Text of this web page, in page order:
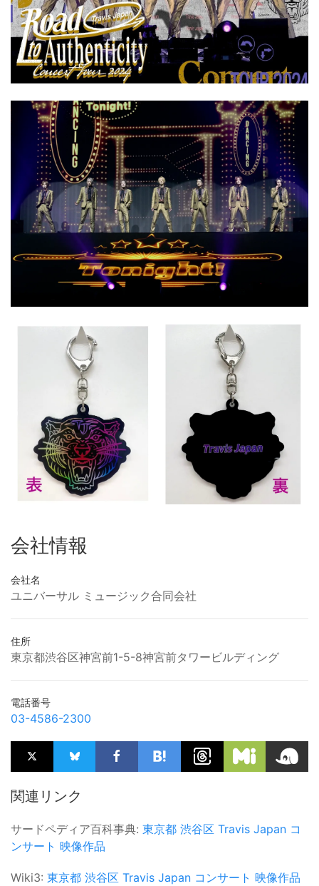
会社情報
会社名
ユニバーサル ミュージック合同会社
住所
東京都渋谷区神宮前1-5-8神宮前タワービルディング
電話番号
03-4586-2300
関連リンク
サードペディア百科事典: 東京都 渋谷区 Travis Japan コ
ンサート 映像作品
Wiki3: 東京都 渋谷区 Travis Japan コンサート 映像作品